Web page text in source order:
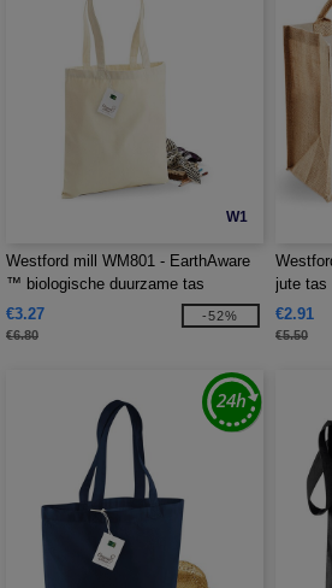
W1
Westford mill WM801 - EarthAware
™ biologische duurzame tas
€3.27
€6.80
-52%
jute tas
€2.91
€5.50